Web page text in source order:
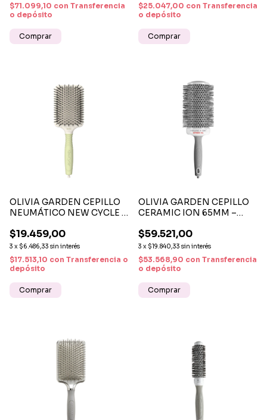
$71.099,10 con Transferencia
o depósito
$25.047,00 con Transferencia
o depósito
OLIVIA GARDEN CEPILLO
NEUMÁTICO NEW CYCLE -
DESENREDANTE Y
ANTIFRIZZ
$19.459,00
3 x $6.486,33 sin interés
$17.513,10 con Transferencia o
depósito
OLIVIA GARDEN CEPILLO
CERAMIC ION 65MM –
CON TECNOLOGÍA IÓNICA
Y CERÁMICA
$59.521,00
3 x $19.840,33 sin interés
$53.568,90 con Transferencia
o depósito